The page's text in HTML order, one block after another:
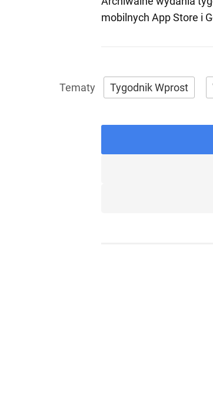
mobilnych App Store i
Tygodnik Wprost